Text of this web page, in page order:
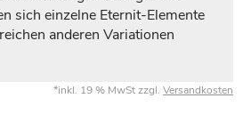
sich einzelne Eternit-Elemente
anderen Variationen
*inkl. 19 % MwSt zzgl. Versandkosten